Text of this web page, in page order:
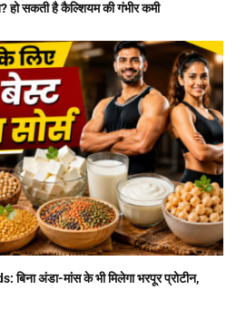
सकती है कैल्शियम की गंभीर कमी
अंडा-मांस के भी मिलेगा भरपूर प्रोटीन,